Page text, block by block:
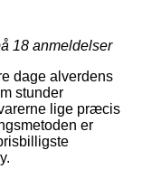
18 anmeldelser
dage alverdens
stunder
lige præcis
er